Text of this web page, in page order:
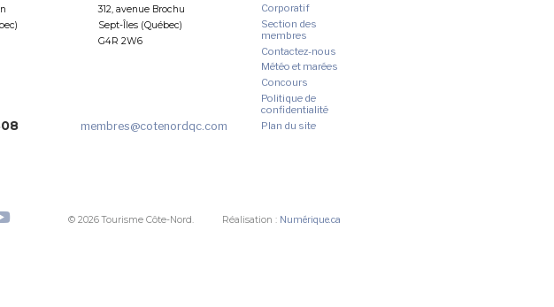
312, avenue Brochu
Sept-Îles (Québec)
G4R 2W6
Corporatif
Section des
membres
Contactez-nous
Météo et marées
Concours
Politique de
confidentialité
Plan du site
membres@cotenordqc.com
© 2026 Tourisme Côte-Nord. Réalisation : Numérique.ca